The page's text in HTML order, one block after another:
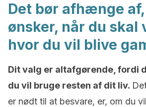
Det bør afhænge
ønsker, når du skal
hvor du vil blive
Dit valg er altafgørende, fordi
du vil bruge resten af dit liv.
er nødt til at besvare, er, om du